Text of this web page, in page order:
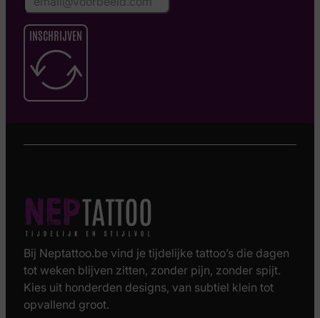
INSCHRIJVEN
Bij Neptattoo.be vind je tijdelijke tattoo’s die dagen
tot weken blijven zitten, zonder pijn, zonder spijt.
Kies uit honderden designs, van subtiel klein tot
opvallend groot.